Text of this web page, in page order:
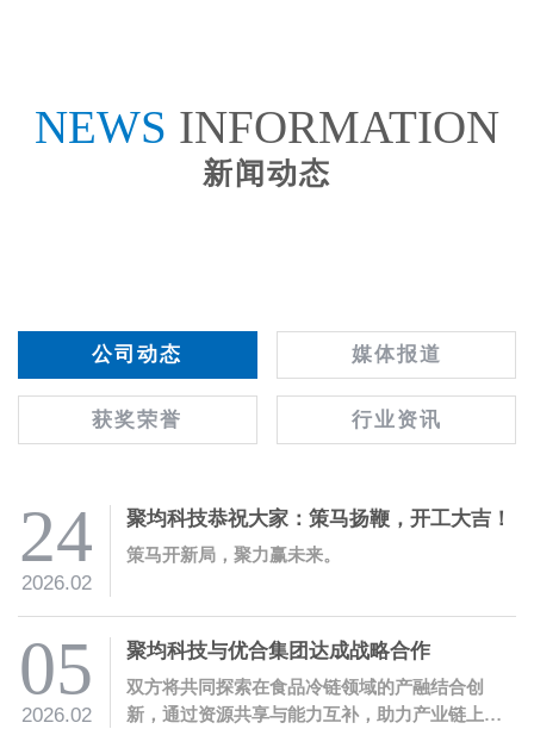
NEWS INFORMATION
新闻动态
公司动态 媒体报道
获奖荣誉 行业资讯
24
2026.02
聚均科技恭祝大家：策马扬鞭，开工大吉！
策马开新局，聚力赢未来。
05
2026.02
聚均科技与优合集团达成战略合作
双方将共同探索在食品冷链领域的产融结合创
新，通过资源共享与能力互补，助力产业链上下